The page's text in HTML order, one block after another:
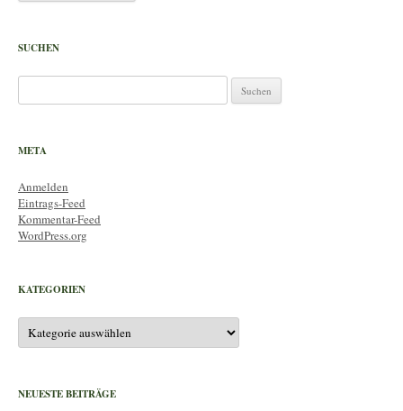
SUCHEN
nach:
META
Anmelden
Eintrags-Feed
Kommentar-Feed
WordPress.org
KATEGORIEN
Kategorien
NEUESTE BEITRÄGE